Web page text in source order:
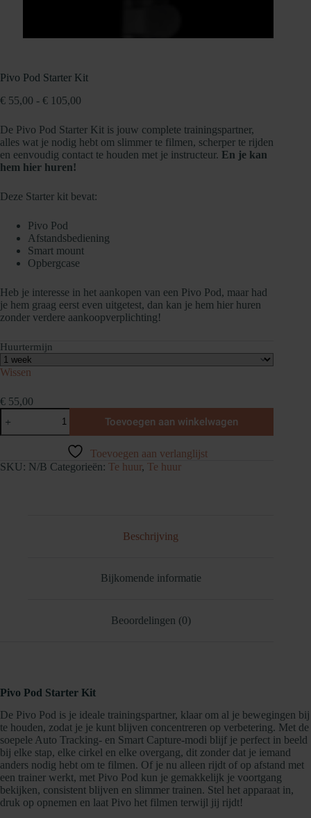
Pivo Pod Starter Kit
€ 55,00 - € 105,00
tot
€ 105,00
De Pivo Pod Starter Kit is jouw complete trainingspartner,
alles wat je nodig hebt om slimmer te filmen, scherper te rijden
en eenvoudig contact te houden met je instructeur. En je kan
hem hier huren!
Deze Starter kit bevat:
Pivo Pod
Afstandsbediening
Smart mount
Opbergcase
Heb je interesse in het aankopen van een Pivo Pod, maar had
je hem graag eerst even uitgetest, dan kan je hem hier huren
zonder verdere aankoopverplichting!
Huurtermijn
Wissen
€ 55,00
Pivo
Pod
Starter
Toevoegen aan winkelwagen
Toevoegen aan verlanglijst
SKU: N/B Categorieën: Te huur, Te huur
Beschrijving
Bijkomende informatie
Beoordelingen (0)
Pivo Pod Starter Kit
De Pivo Pod is je ideale trainingspartner, klaar om al je bewegingen bij
te houden, zodat je je kunt blijven concentreren op verbetering. Met de
soepele Auto Tracking- en Smart Capture-modi blijf je perfect in beeld
bij elke stap, elke cirkel en elke overgang, dit zonder dat je iemand
anders nodig hebt om te filmen. Of je nu alleen rijdt of op afstand met
een trainer werkt, met Pivo Pod kun je gemakkelijk je voortgang
bekijken, consistent blijven en slimmer trainen. Stel het apparaat in,
druk op opnemen en laat Pivo het filmen terwijl jij rijdt!